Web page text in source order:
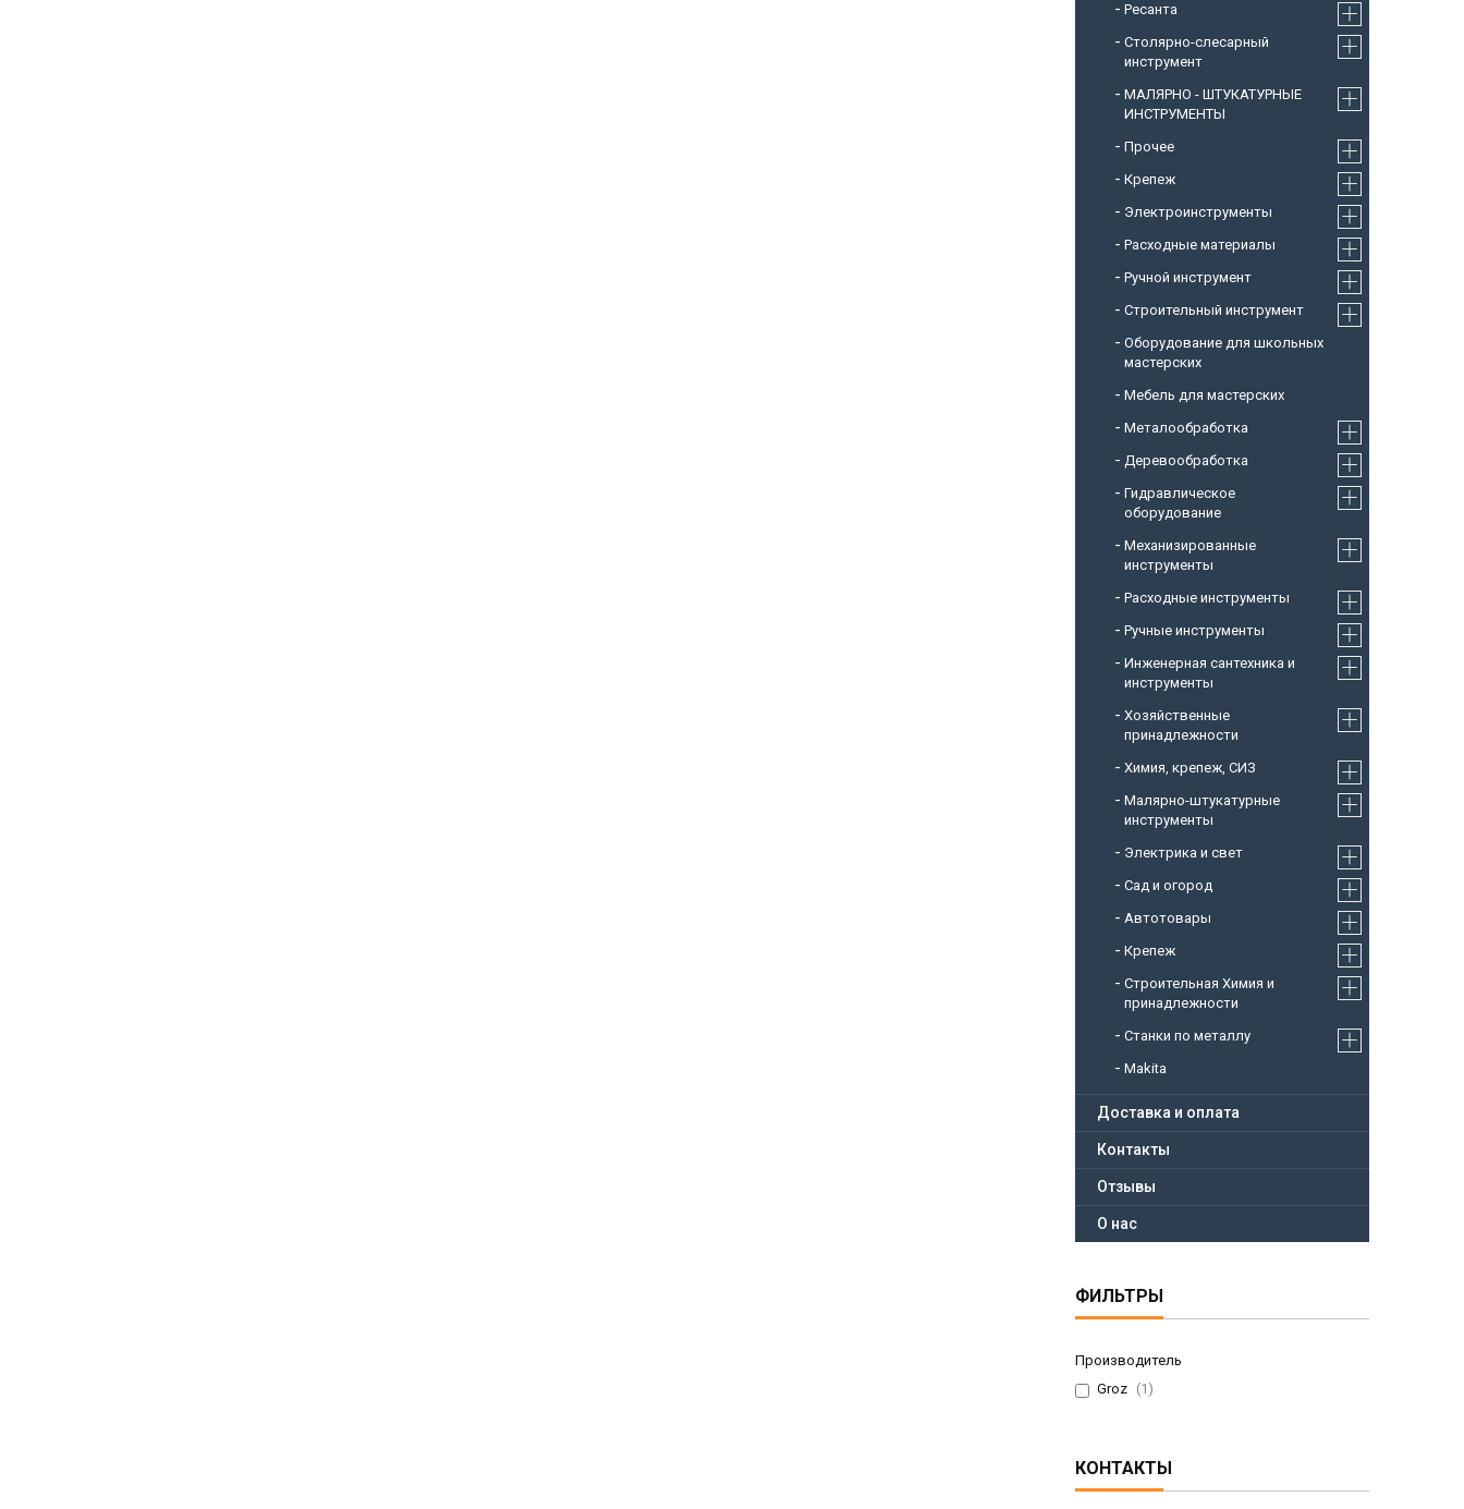
Ресанта
Столярно-слесарный
инструмент
МАЛЯРНО - ШТУКАТУРНЫЕ
ИНСТРУМЕНТЫ
Прочее
Крепеж
Электроинструменты
Расходные материалы
Ручной инструмент
Строительный инструмент
Оборудование для школьных
мастерских
Мебель для мастерских
Металообработка
Деревообработка
Гидравлическое
оборудование
Механизированные
инструменты
Расходные инструменты
Ручные инструменты
Инженерная сантехника и
инструменты
Хозяйственные
принадлежности
Химия, крепеж, СИЗ
Малярно-штукатурные
инструменты
Электрика и свет
Сад и огород
Автотовары
Крепеж
Строительная Химия и
принадлежности
Станки по металлу
Makita
Доставка и оплата
Контакты
Отзывы
О нас
ФИЛЬТРЫ
Производитель
Groz
1
КОНТАКТЫ